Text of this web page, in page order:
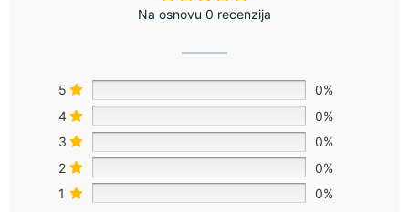
Na osnovu 0 recenzija
5
0%
4
0%
3
0%
2
0%
1
0%